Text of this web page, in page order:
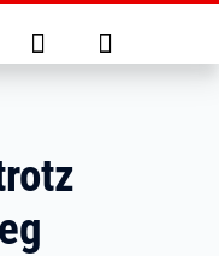
Suche Anmelden